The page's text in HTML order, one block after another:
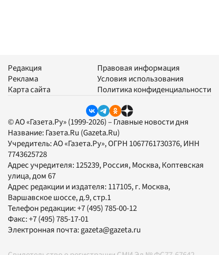
Редакция
Реклама
Карта сайта
Правовая информация
Условия использования
Политика конфиденциальности
© АО «Газета.Ру» (1999-2026) – Главные новости дня
Название: Газета.Ru (Gazeta.Ru)
Учредитель:АО «Газета.Ру», ОГРН 1067761730376, ИНН
7743625728
Адрес учредителя: 125239, Россия, Москва, Коптевская
улица, дом 67
Адрес редакции и издателя: 117105, г. Москва,
Варшавское шоссе, д.9, стр.1
Телефон редакции:+7 (495) 785-00-12
Факс:+7 (495) 785-17-01
Электронная почта:gazeta@gazeta.ru